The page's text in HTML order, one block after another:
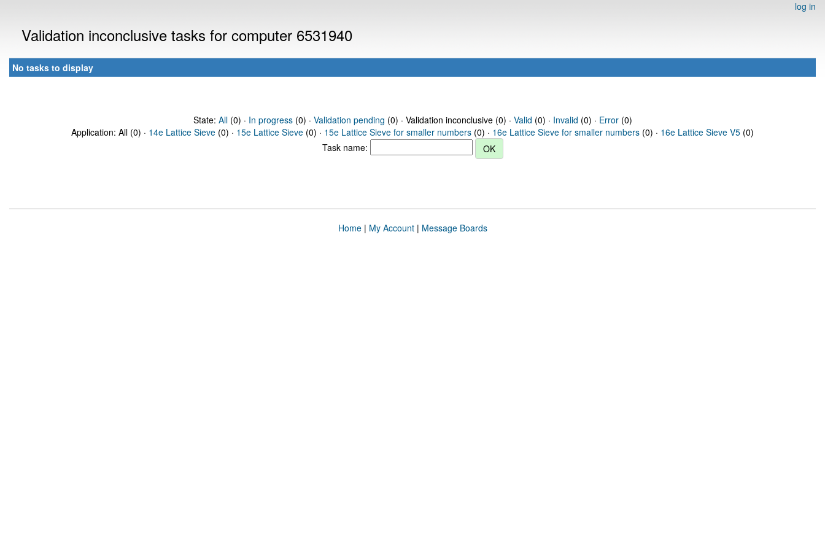
log in
Validation inconclusive tasks for computer 6531940
No tasks to display
State: All(0) · In progress(0) · Validation pending (0) · Validation inconclusive (0) · Valid (0) · Invalid (0) · Error(0)
Application: All (0) · 14e Lattice Sieve (0) · 15e Lattice Sieve (0) · 15e Lattice Sieve for smaller numbers (0) · 16e Lattice Sieve for smaller numbers (0) · 16e Lattice Sieve V5 (0)
Task name:
Home| My Account| Message Boards